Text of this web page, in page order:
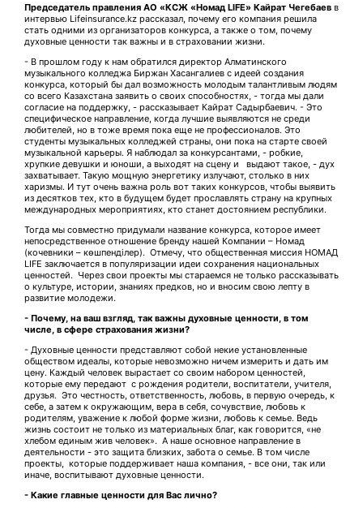
Председатель правления АО «КСЖ «Номад LIFE» Кайрат Чегебаев в
интервью Lifeinsurance.kz рассказал, почему его компания решила
стать одними из организаторов конкурса, а также о том, почему
духовные ценности так важны и в страховании жизни.
- В прошлом году к нам обратился директор Алматинского
музыкального колледжа Биржан Хасангалиев с идеей создания
конкурса, который бы дал возможность молодым талантливым людям
со всего Казахстана заявить о своих способностях, - тогда мы дали
согласие на поддержку, - рассказывает Кайрат Садырбаевич. - Это
специфическое направление, когда лучшие выявляются не среди
любителей, но в тоже время пока еще не профессионалов. Это
студенты музыкальных колледжей страны, они пока на старте своей
музыкальной карьеры. Я наблюдал за конкурсантами, - робкие,
хрупкие девушки и юноши, а выходят на сцену и выдают такое, - дух
захватывает. Такую мощную энергетику излучают, столько в них
харизмы. И тут очень важна роль вот таких конкурсов, чтобы выявить
из десятков тех, кто в будущем будет прославлять страну на крупных
международных мероприятиях, кто станет достоянием республики.
Тогда мы совместно придумали название конкурса, которое имеет
непосредственное отношение бренду нашей Компании – Номад
(кочевники – көшпенділер). Отмечу, что общественная миссия НОМАД
LIFE заключается в популяризации идеи сохранения национальных
ценностей. Через свои проекты мы стараемся не только рассказывать
о культуре, истории, знаниях предков, но и вносим свою лепту в
развитие молодежи.
- Почему, на ваш взгляд, так важны духовные ценности, в том
числе, в сфере страхования жизни?
- Духовные ценности представляют собой некие установленные
обществом идеалы, которые невозможно ничем измерить и дать им
цену. Каждый человек вырастает со своим набором ценностей,
которые ему передают с рождения родители, воспитатели, учителя,
друзья. Это честность, ответственность, любовь, в первую очередь, к
себе, а затем к окружающим, вера в себя, сочувствие, любовь к
родителям, уважение к любой форме жизни, любовь к семье. Ведь
жизнь состоит не только из материальных благ, как говорится, «не
хлебом единым жив человек». А наше основное направление в
деятельности - это защита близких, забота о семье. В том числе
проекты, которые поддерживает наша компания, - все они, так или
иначе, воспитывают духовные ценности.
- Какие главные ценности для Вас лично?